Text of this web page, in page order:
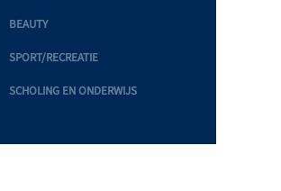
BEAUTY
SPORT/RECREATIE
SCHOLING EN ONDERWIJS